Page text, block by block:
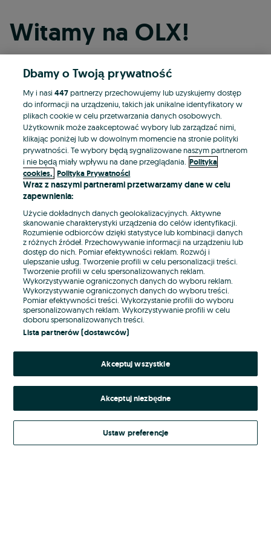
Witamy na OLX!
Kontynuuj przez Facebooka
Kontynuuj przez konto Apple
Kontynuuj przez konto Google
LUB
E-mail
Hasło
Nie pamiętasz hasła?
Zaloguj się
Kontynuując za pośrednictwem jednego z dostawców wskazanych powyżej,
Regulamin serwisuOLX.pl w jego aktualnym brzmieniu.
Dbamy o Twoją prywatność
My i nasi447partnerzy przechowujemy lub uzyskujemy dostęp
do informacji na urządzeniu, takich jak unikalne identyfikatory w
plikach cookie w celu przetwarzania danych osobowych.
Użytkownik może zaakceptować wybory lub zarządzać nimi,
klikając poniżej lub w dowolnym momencie na stronie polityki
prywatności. Te wybory będą sygnalizowane naszym partnerom
i nie będą miały wpływu na dane przeglądania. Polityka
cookies, Polityka Prywatności
Wraz z naszymi partnerami przetwarzamy dane w celu
zapewnienia:
Użycie dokładnych danych geolokalizacyjnych. Aktywne
skanowanie charakterystyki urządzenia do celów identyfikacji.
Rozumienie odbiorców dzięki statystyce lub kombinacji danych
z różnych źródeł. Przechowywanie informacji na urządzeniu lub
dostęp do nich. Pomiar efektywności reklam. Rozwój i
ulepszanie usług. Tworzenie profili w celu personalizacji treści.
Tworzenie profili w celu spersonalizowanych reklam.
Wykorzystywanie ograniczonych danych do wyboru reklam.
Wykorzystywanie ograniczonych danych do wyboru treści.
Pomiar efektywności treści. Wykorzystanie profili do wyboru
spersonalizowanych reklam. Wykorzystywanie profili w celu
doboru spersonalizowanych treści.
Lista partnerów (dostawców)
Akceptuj wszystkie
Akceptuj niezbędne
Ustaw preferencje